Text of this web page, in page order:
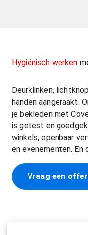
Hygiënisch werken
Deurklinken,
handen aangeraakt.
je bekleden met
is getest en
winkels, openbaar
en evenementen. En
Vraag een